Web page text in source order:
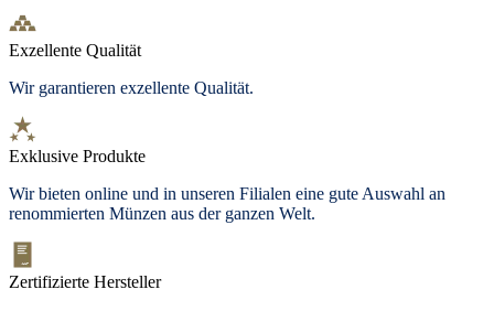
Exzellente Qualität
Wir garantieren exzellente Qualität.
Exklusive Produkte
Wir bieten online und in unseren Filialen eine gute Auswahl an
renommierten Münzen aus der ganzen Welt.
Zertifizierte Hersteller